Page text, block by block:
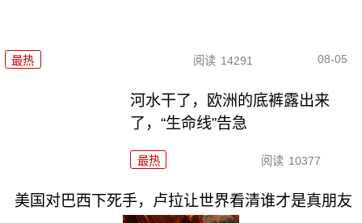
最热 阅读 14291 08-05
河水干了，欧洲的底裤露出来
了，“生命线”告急
最热 阅读 10377
美国对巴西下死手，卢拉让世界看清谁才是真朋友